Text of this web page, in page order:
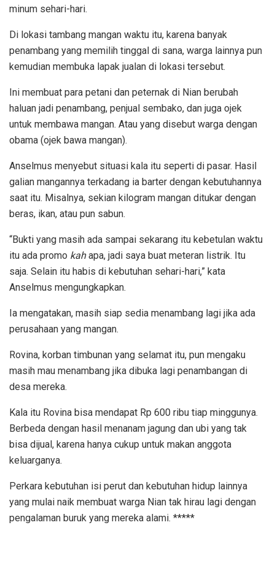
minum sehari-hari.
Di lokasi tambang mangan waktu itu, karena banyak
penambang yang memilih tinggal di sana, warga lainnya pun
kemudian membuka lapak jualan di lokasi tersebut.
Ini membuat para petani dan peternak di Nian berubah
haluan jadi penambang, penjual sembako, dan juga ojek
untuk membawa mangan. Atau yang disebut warga dengan
obama (ojek bawa mangan).
Anselmus menyebut situasi kala itu seperti di pasar. Hasil
galian mangannya terkadang ia barter dengan kebutuhannya
saat itu. Misalnya, sekian kilogram mangan ditukar dengan
beras, ikan, atau pun sabun.
“Bukti yang masih ada sampai sekarang itu kebetulan waktu
itu ada promo kahapa, jadi saya buat meteran listrik. Itu
saja. Selain itu habis di kebutuhan sehari-hari,” kata
Anselmus mengungkapkan.
Ia mengatakan, masih siap sedia menambang lagi jika ada
perusahaan yang mangan.
Rovina, korban timbunan yang selamat itu, pun mengaku
masih mau menambang jika dibuka lagi penambangan di
desa mereka.
Kala itu Rovina bisa mendapat Rp 600 ribu tiap minggunya.
Berbeda dengan hasil menanam jagung dan ubi yang tak
bisa dijual, karena hanya cukup untuk makan anggota
keluarganya.
Perkara kebutuhan isi perut dan kebutuhan hidup lainnya
yang mulai naik membuat warga Nian tak hirau lagi dengan
pengalaman buruk yang mereka alami. *****